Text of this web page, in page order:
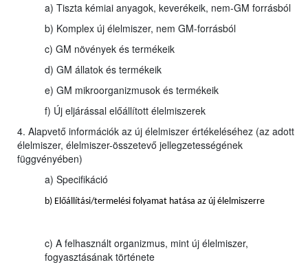
a) Tiszta kémiai anyagok, keverékeik, nem-GM forrásból
b) Komplex új élelmiszer, nem GM-forrásból
c) GM növények és termékeik
d) GM állatok és termékeik
e) GM mikroorganizmusok és termékeik
f) Új eljárással előállított élelmiszerek
4. Alapvető információk az új élelmiszer értékeléséhez (az adott
élelmiszer, élelmiszer-összetevő jellegzetességének
függvényében)
a) Specifikáció
b) Előállítási/termelési folyamat hatása az új élelmiszerre
c) A felhasznált organizmus, mint új élelmiszer,
fogyasztásának története